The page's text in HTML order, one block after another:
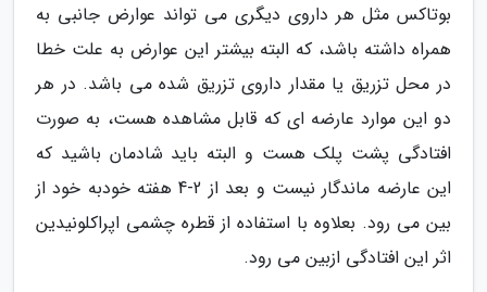
بوتاکس مثل هر داروى دیگرى مى تواند عوارض جانبی به
همراه داشته باشد، که البته بیشتر این عوارض به علت خطا
در محل تزریق یا مقدار داروى تزریق شده می باشد. در هر
دو این موارد عارضه اى که قابل مشاهده هست، به صورت
افتادگى پشت پلک هست و البته باید شادمان باشید که
این عارضه ماندگار نیست و بعد از 2-4 هفته خودبه خود از
بین مى رود. بعلاوه با استفاده از قطره چشمى اپراکلونیدین
اثر این افتادگى ازبین مى رود.